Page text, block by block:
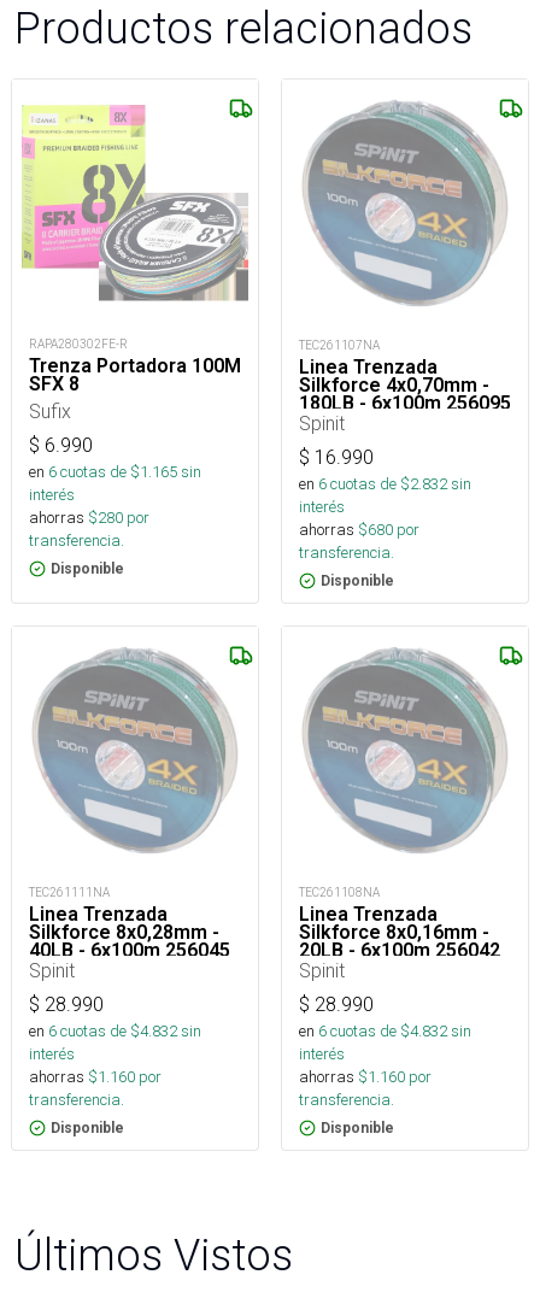
Productos relacionados
RAPA280302FE-R
Trenza Portadora 100M
SFX 8
Sufix
$ 6.990
en 6cuotas de $1.165sin
interés
ahorras $280 por
transferencia.
Disponible
TEC261107NA
Linea Trenzada
Silkforce 4x0,70mm -
180LB - 6x100m 256095
Spinit
$ 16.990
en 6cuotas de $2.832sin
interés
ahorras $680 por
transferencia.
Disponible
TEC261111NA
Linea Trenzada
Silkforce 8x0,28mm -
40LB - 6x100m 256045
Spinit
$ 28.990
en 6cuotas de $4.832sin
interés
ahorras $1.160 por
transferencia.
Disponible
TEC261108NA
Linea Trenzada
Silkforce 8x0,16mm -
20LB - 6x100m 256042
Spinit
$ 28.990
en 6cuotas de $4.832sin
interés
ahorras $1.160 por
transferencia.
Disponible
Últimos Vistos